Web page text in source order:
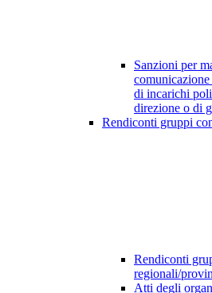
Sanzioni per
di incarichi
direzione o di
Rendiconti gruppi
Rendiconti
regionali/
Atti degli